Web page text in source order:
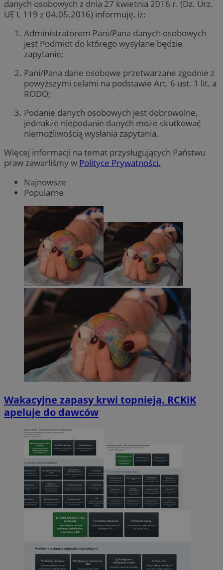
danych osobowych z dnia 27 kwietnia 2016 r. (Dz. Urz.
UE L 119 z 04.05.2016) informuję, iż:
Administratorem Pani/Pana danych osobowych
jest Podmiot do którego wysyłane będzie
zapytanie;
Pani/Pana dane osobowe przetwarzane zgodnie z
powyższymi celami na podstawie Art. 6 ust. 1 lit. a
RODO;
Podanie danych osobowych jest dobrowolne,
jednakże niepodanie danych może skutkować
niemożliwością wysłania zapytania.
Więcej informacji na temat przysługujących Państwu
praw zawarliśmy w Polityce Prywatności.
Najnowsze
Popularne
Wakacyjne zapasy krwi topnieją. RCKiK
apeluje do dawców